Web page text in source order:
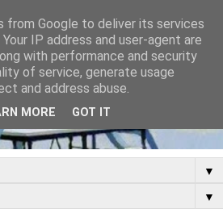
▼
▼
from Google to deliver its services
IP address and user-agent are
with performance and security
of service, generate usage
and address abuse.
MORE GOT IT